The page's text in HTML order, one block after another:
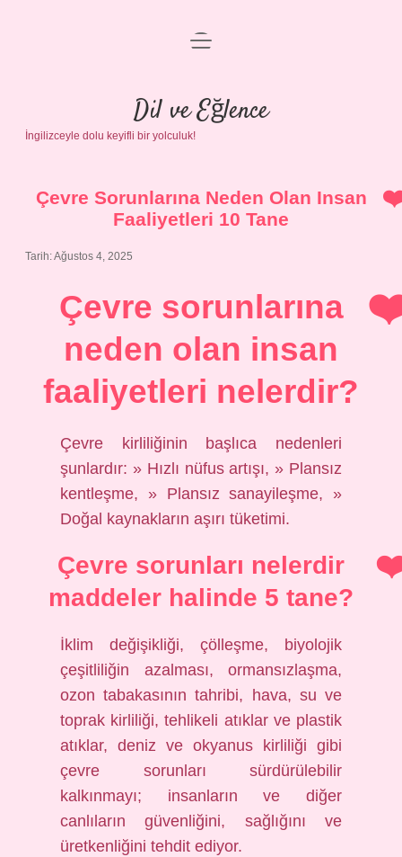
Anasayfa
Gizlilik Politikası
Yasal Uyarı
menüyü
Dil ve Eğlence
İngilizceyle dolu keyifli bir yolculuk!
Çevre Sorunlarına Neden Olan Insan
Faaliyetleri 10 Tane
Tarih: Ağustos 4, 2025
Çevre sorunlarına
neden olan insan
faaliyetleri nelerdir?
Çevre kirliliğinin başlıca nedenleri
şunlardır: » Hızlı nüfus artışı, » Plansız
kentleşme, » Plansız sanayileşme, »
Doğal kaynakların aşırı tüketimi.
Çevre sorunları nelerdir
maddeler halinde 5 tane?
İklim değişikliği, çölleşme, biyolojik
çeşitliliğin azalması, ormansızlaşma,
ozon tabakasının tahribi, hava, su ve
toprak kirliliği, tehlikeli atıklar ve plastik
atıklar, deniz ve okyanus kirliliği gibi
çevre sorunları sürdürülebilir
kalkınmayı; insanların ve diğer
canlıların güvenliğini, sağlığını ve
üretkenliğini tehdit ediyor.